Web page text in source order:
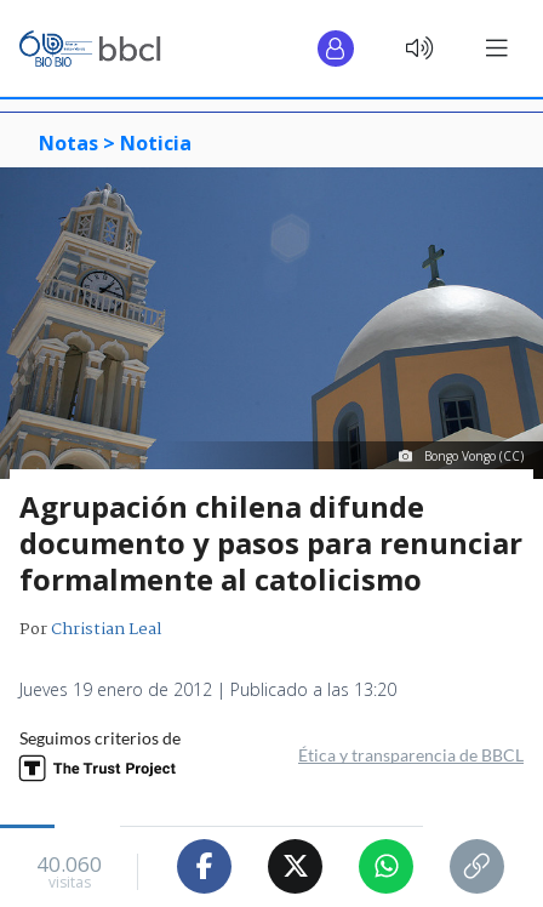
Notas > Noticia
Bongo Vongo (CC)
Agrupación chilena difunde
documento y pasos para renunciar
formalmente al catolicismo
PorChristian Leal
Jueves 19 enero de 2012 | Publicado a las 13:20
Seguimos criterios de
Ética y transparencia de BBCL
40.060
visitas